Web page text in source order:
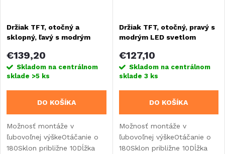
Držiak TFT, otočný a
sklopný, ľavý s modrým
€139,20
Skladom na centrálnom
sklade >5 ks
DO KOŠÍKA
Možnosť montáže v
ľubovoľnej výškeOtáčanie o
180Sklon približne 10Dĺžka
Držiak TFT, otočný, pravý s
modrým LED svetlom
€127,10
Skladom na centrálnom
sklade 3 ks
DO KOŠÍKA
Možnosť montáže v
ľubovoľnej výškeOtáčanie o
180Sklon približne 10Dĺžka